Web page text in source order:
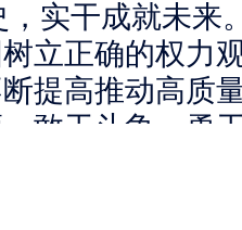
实干成就未来
立正确的权力
提高推动高质
敢于斗争、勇